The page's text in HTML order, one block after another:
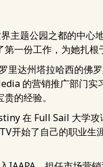
主题公园之都的中心
一份工作，为她扎根
里达州塔拉哈西的佛
的营销推广部门
的经验。
在 Full Sail 大学
开始了自己的职业